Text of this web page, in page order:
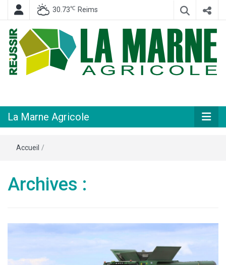
30.73℃ Reims
Agricole
La Marne Agricole
Accueil /
Archives :